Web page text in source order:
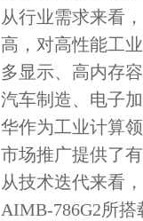
从行业需求来看
高，对高性能工
多显示、高内存
汽车制造、电子
华作为工业计算
市场推广提供了
从技术迭代来看
AIMB-786G2所